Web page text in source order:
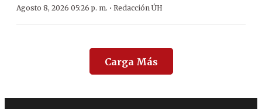
Agosto 8, 2026 05:26 p. m. · Redacción ÚH
Carga Más